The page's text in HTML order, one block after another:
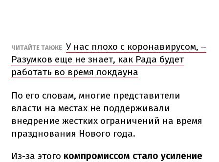
ЧИТАЙТЕ ТАКЖЕ У нас плохо с коронавирусом, –
Разумков еще не знает, как Рада будет
работать во время локдауна
По его словам, многие представители
власти на местах не поддерживали
внедрение жестких ограничений на время
празднования Нового года.
Из-за этого компромиссом стало усиление